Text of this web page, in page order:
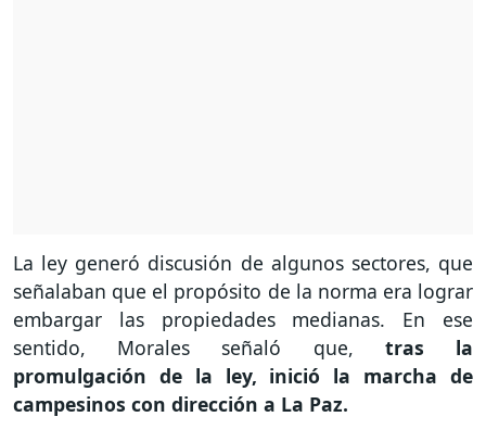
La ley generó discusión de algunos sectores, que
señalaban que el propósito de la norma era lograr
embargar las propiedades medianas. En ese
sentido, Morales señaló que, tras la
promulgación de la ley, inició la marcha de
campesinos con dirección a La Paz.